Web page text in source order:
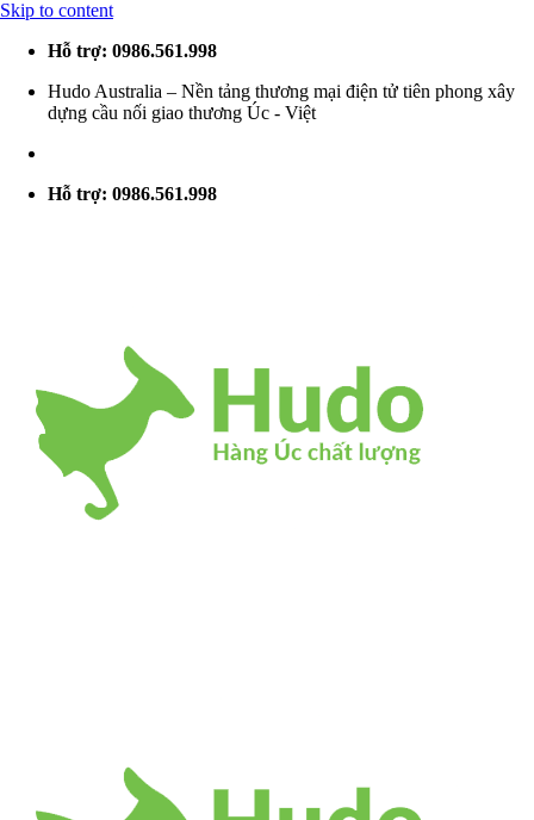
Skip to content
Hỗ trợ: 0986.561.998
Hudo Australia – Nền tảng thương mại điện tử tiên phong xây
dựng cầu nối giao thương Úc - Việt
Hỗ trợ: 0986.561.998